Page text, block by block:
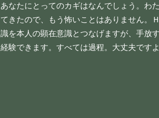
あなたにとってのカギはなんでしょう。わ
てきたので、もう怖いことはありません。
識を本人の顕在意識とつなげますが、手放
経験できます。すべては過程。大丈夫ですよ